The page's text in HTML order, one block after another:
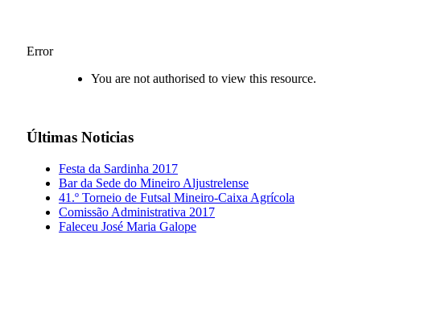
Error
You are not authorised to view this resource.
Últimas Noticias
Festa da Sardinha 2017
Bar da Sede do Mineiro Aljustrelense
41.º Torneio de Futsal Mineiro-Caixa Agrícola
Comissão Administrativa 2017
Faleceu José Maria Galope